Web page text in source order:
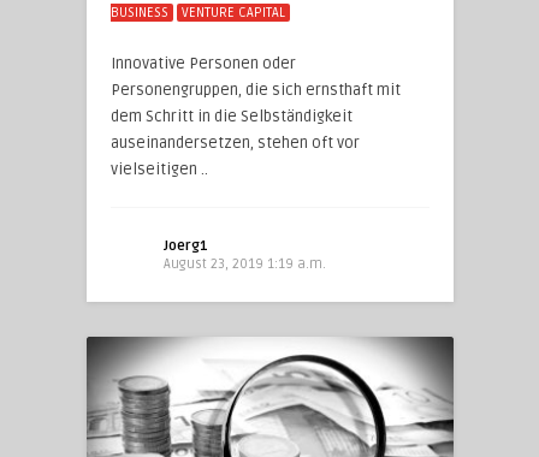
BUSINESS
VENTURE CAPITAL
Innovative Personen oder
Personengruppen, die sich ernsthaft mit
dem Schritt in die Selbständigkeit
auseinandersetzen, stehen oft vor
vielseitigen ..
Joerg1
August 23, 2019 1:19 a.m.